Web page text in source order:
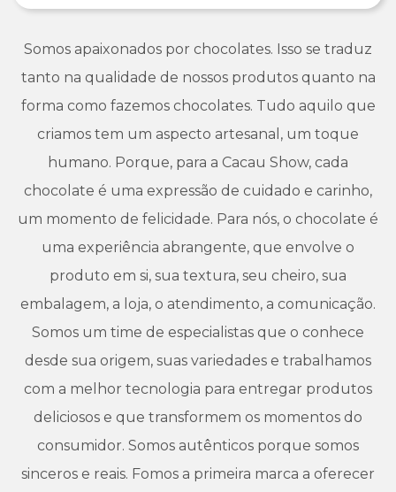
Somos apaixonados por chocolates. Isso se traduz
tanto na qualidade de nossos produtos quanto na
forma como fazemos chocolates. Tudo aquilo que
criamos tem um aspecto artesanal, um toque
humano. Porque, para a Cacau Show, cada
chocolate é uma expressão de cuidado e carinho,
um momento de felicidade. Para nós, o chocolate é
uma experiência abrangente, que envolve o
produto em si, sua textura, seu cheiro, sua
embalagem, a loja, o atendimento, a comunicação.
Somos um time de especialistas que o conhece
desde sua origem, suas variedades e trabalhamos
com a melhor tecnologia para entregar produtos
deliciosos e que transformem os momentos do
consumidor. Somos autênticos porque somos
sinceros e reais. Fomos a primeira marca a oferecer